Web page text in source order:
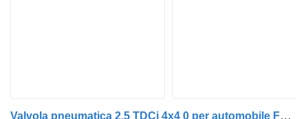
Valvola pneumatica 2.5 TDCi 4x4 0 per automobile Ford RANGER (ET)